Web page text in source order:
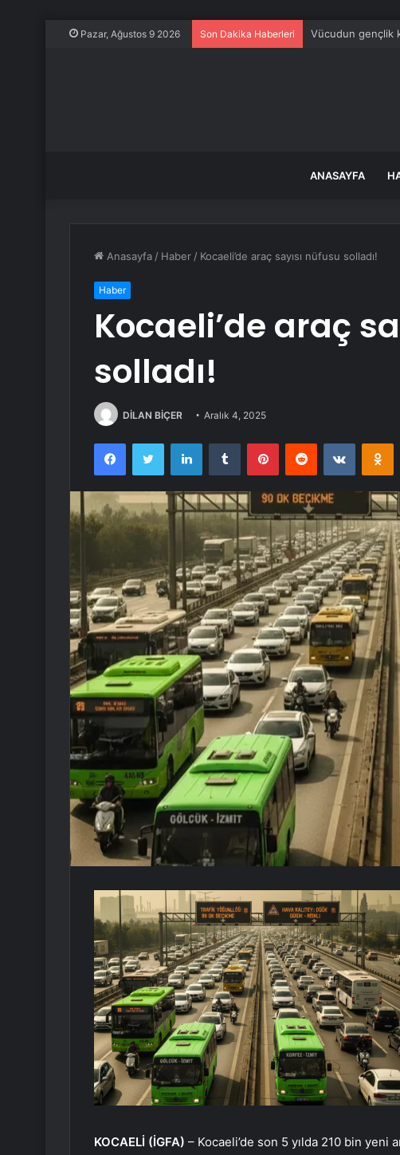
Pazar, Ağustos 9 2026 Son Dakika Haberleri Vücudun gençlik
ANASAYFA
Anasayfa / Haber / Kocaeli’de araç sayısı nüfusu solladı!
Haber
Kocaeli’de araç
solladı!
DİLAN BİÇER Aralık 4, 2025
FacebookTwitter LinkedInTumblr PinterestReddit
KOCAELİ (İGFA) – Kocaeli’de son 5 yılda 210 bin